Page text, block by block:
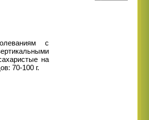
с
на
70-100 г.